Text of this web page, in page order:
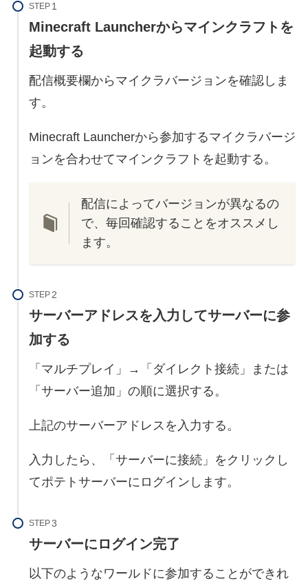
STEP
Minecraft Launcherからマインクラフトを
起動する
配信概要欄からマイクラバージョンを確認しま
す。
Minecraft Launcherから参加するマイクラバージ
ョンを合わせてマインクラフトを起動する。
配信によってバージョンが異なるの
で、毎回確認することをオススメし
ます。
STEP
サーバーアドレスを入力してサーバーに参
加する
「マルチプレイ」→「ダイレクト接続」または
「サーバー追加」の順に選択する。
上記のサーバーアドレスを入力する。
入力したら、「サーバーに接続」をクリックし
てポテトサーバーにログインします。
STEP
サーバーにログイン完了
以下のようなワールドに参加することができれ